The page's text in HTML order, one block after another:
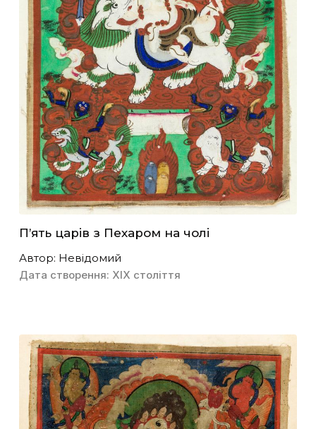
П’ять царів з Пехаром на чолі
Автор: Невідомий
Дата створення: ХІХ століття